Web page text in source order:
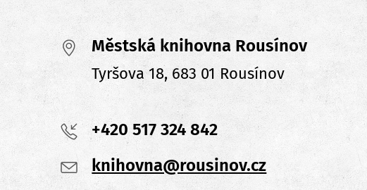
Městská knihovna Rousínov
Tyršova 18, 683 01 Rousínov
+420 517 324 842
knihovna@rousinov.cz